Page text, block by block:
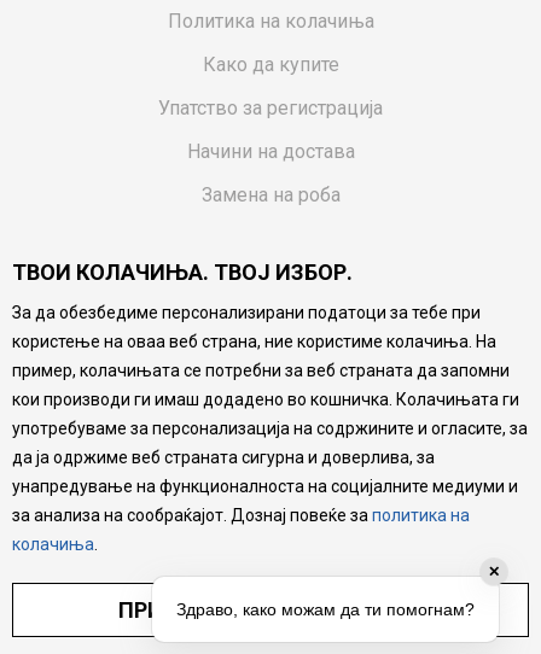
Политика на колачиња
Како да купите
Упатство за регистрација
Начини на достава
Замена на роба
Ваучери
Product Finder
FAQs
Настојуваме да бидеме што попрецизни во описот на
производите, прикажување на слики и цени, но не
можеме да гарантираме дека сите информации се
комплетни и без грешка. Сите производи се дел од
нашата понуда, но не се подразбира дека мора да се
достапни во секој момент.
ТВОИ КОЛАЧИЊА. ТВОЈ ИЗБОР.
За да обезбедиме персонализирани податоци за тебе при
користење на оваа веб страна, ние користиме колачиња. На
пример, колачињата се потребни за веб страната да запомни
кои производи ги имаш додадено во кошничка. Колачињата ги
употребуваме за персонализација на содржините и огласите, за
да ја одржиме веб страната сигурна и доверлива, за
унапредување на функционалноста на социјалните медиуми и
за анализа на сообраќајот. Дознај повеќе за политика на
колачиња
ПРИЛАГОДИ ПОСТАВУВАЊА
✕
Здраво, како можам да ти помогнам?